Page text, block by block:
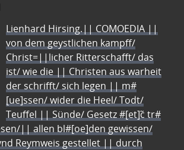
Lienhard Hirsing.|| COMOEDIA ||
von dem geystlichen kampff/
Christ=||licher Ritterschafft/ das
ist/ wie die || Christen aus warheit
der schrifft/ sich legen || m#
[ue]ssen/ wider die Heel/ Todt/
Teuffel || Sünde/ Gesetz #[et]c̃ tr#
|| allen bl#[oe]den gewissen/
Reymweis gestellet || durch